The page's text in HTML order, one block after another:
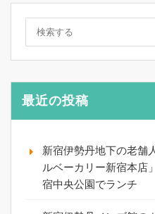
最近の投稿
新宿伊勢丹地下の老舗
ルベーカリー新宿本店
宿中央公園でランチ